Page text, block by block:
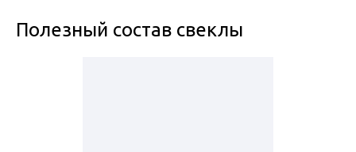
Полезный состав свеклы